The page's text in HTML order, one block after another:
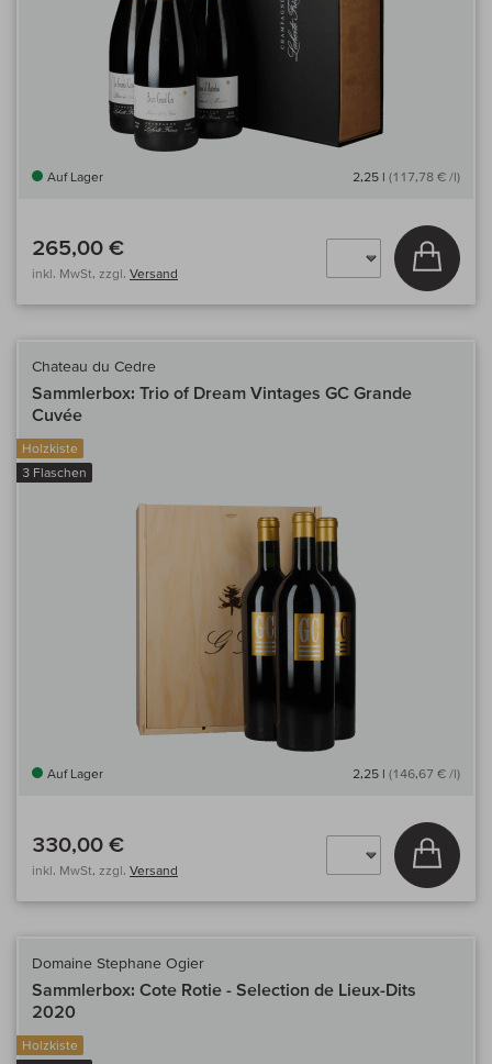
Auf Lager 2,25 l (117,78 € /l)
265,00 €
inkl. MwSt, zzgl. Versand
In
Chateau du Cedre
Sammlerbox: Trio of Dream Vintages GC Grande
Cuvée
Holzkiste
3 Flaschen
Auf Lager 2,25 l (146,67 € /l)
330,00 €
inkl. MwSt, zzgl. Versand
In
Domaine Stephane Ogier
Sammlerbox: Cote Rotie - Selection de Lieux-Dits
2020
Holzkiste